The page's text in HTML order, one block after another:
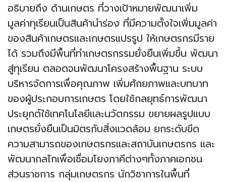
อธิบายถึง ด้านเกษตร ที่วางเป้าหมายพัฒนาเพิ่ม
มูลค่าทุเรียนเป็นสินค้านำร่อง ที่มีความตั้งใจเพิ่มมูลค่า
ของสินค้าเกษตรและเกษตรแปรรูป ให้เกษตรกรมีราย
ได้ รวมถึงมีพื้นที่ทำเกษตรกรรมยั่งยืนเพิ่มขึ้น พัฒนา
สู่ทุเรียน ตลอดจนพัฒนาโครงสร้างพื้นฐาน ระบบ
บริหารจัดการเพื่อคุณภาพ เพิ่มศักยภาพและบทบาท
ของผู้ประกอบการเกษตร โดยใช้กลยุทธ์การพัฒนา
ประยุกต์ใช้เทคโนโลยีและนวัตกรรม ขยายผลรูปแบบ
เกษตรยั่งยืนเป็นมิตรกับสิ่งแวดล้อม ยกระดับขีด
ความสามารถของเกษตรกรและสถาบันเกษตรกร และ
พัฒนากลไกเพื่อเชื่อมโยงภาคีต่างๆทั้งภาคเอกชน
ส่วนราชการ กลุ่มเกษตรกร นักวิชาการในพื้นที่